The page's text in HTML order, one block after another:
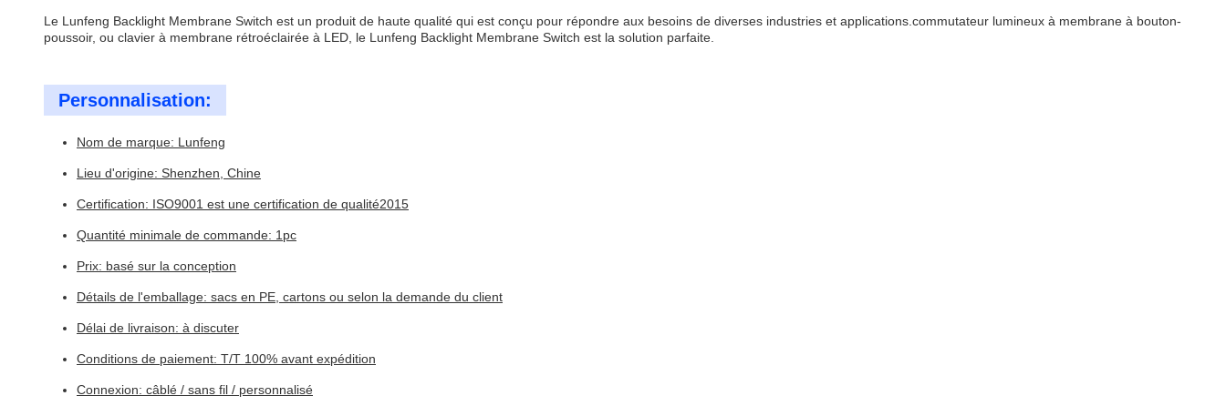
Le Lunfeng Backlight Membrane Switch est un produit de haute qualité qui est conçu pour répondre aux besoins de diverses industries et applications.commutateur lumineux à membrane à bouton-
poussoir, ou clavier à membrane rétroéclairée à LED, le Lunfeng Backlight Membrane Switch est la solution parfaite.
Personnalisation:
Nom de marque: Lunfeng
Lieu d'origine: Shenzhen, Chine
Certification: ISO9001 est une certification de qualité2015
Quantité minimale de commande: 1pc
Prix: basé sur la conception
Détails de l'emballage: sacs en PE, cartons ou selon la demande du client
Délai de livraison: à discuter
Conditions de paiement: T/T 100% avant expédition
Connexion: câblé / sans fil / personnalisé